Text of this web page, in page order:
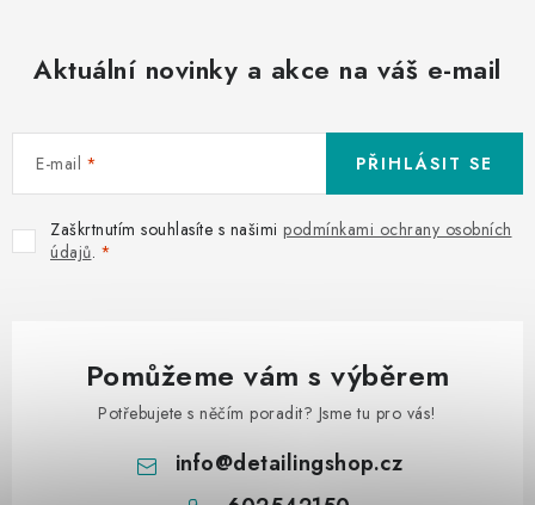
Aktuální novinky a akce na váš e-mail
E-mail
Zaškrtnutím souhlasíte s našimi podmínkami ochrany osobních
údajů.
PŘIHLÁSIT SE
Pomůžeme vám s výběrem
Potřebujete s něčím poradit? Jsme tu pro vás!
info@detailingshop.cz